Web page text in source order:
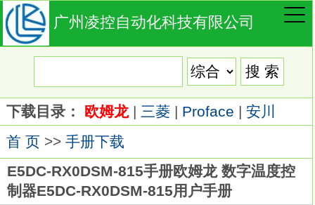
广州凌控自动化科技有限公司
下载目录： 欧姆龙| 三菱| Proface | 安川
首 页>> 手册下载
E5DC-RX0DSM-815手册欧姆龙 数字温度控
制器E5DC-RX0DSM-815用户手册